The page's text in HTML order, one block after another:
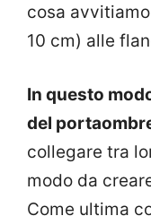
cosa
10 cm) alle
In questo
del
collegare tra
modo da
Come ultima